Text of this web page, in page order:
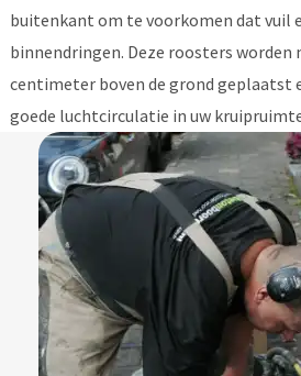
buitenkant om te voorkomen dat vuil
binnendringen. Deze roosters worden
centimeter boven de grond geplaatst
goede luchtcirculatie in uw